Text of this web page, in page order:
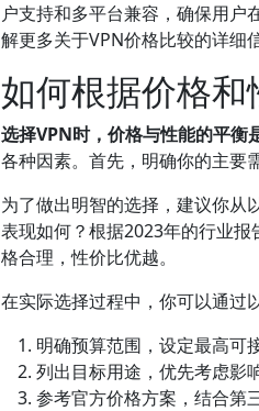
户支持和多平台兼容，确保用户
解更多关于VPN价格比较的详细
如何根据价格和
选择VPN时，价格与性能的平衡
各种因素。首先，明确你的主要
为了做出明智的选择，建议你从
表现如何？根据2023年的行业
格合理，性价比优越。
在实际选择过程中，你可以通过
明确预算范围，设定最高可
列出目标用途，优先考虑影
参考官方价格方案，结合第